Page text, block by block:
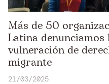
Más de 50
Latina denunciamos
vulneración de
migrante
21/03/2025